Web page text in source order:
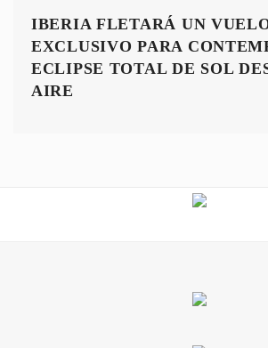
IBERIA FLETARÁ UN
EXCLUSIVO PARA
ECLIPSE TOTAL DE SOL
AIRE